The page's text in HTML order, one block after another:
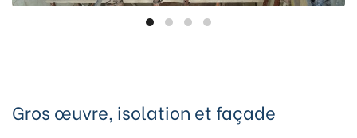
Gros œuvre, isolation et façade